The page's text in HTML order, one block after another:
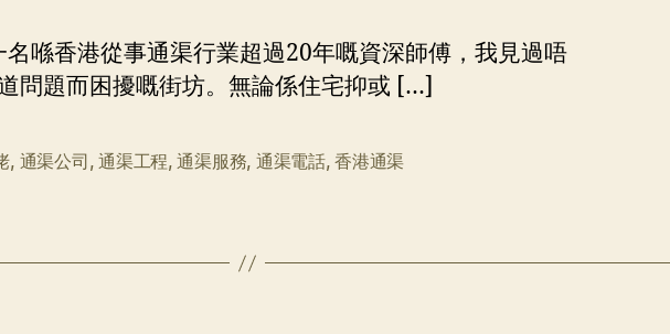
喺香港從事通渠行業超過20年嘅資深師傅，我見過唔
問題而困擾嘅街坊。無論係住宅抑或 […]
, 通渠公司,通渠工程,通渠服務, 通渠電話,香港通渠